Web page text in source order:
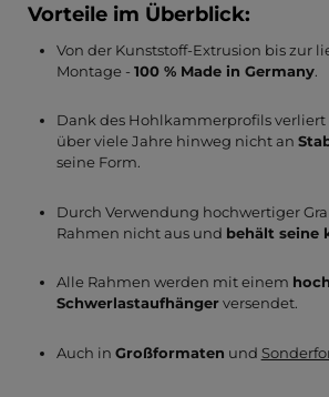
Vorteile im Überblick:
Von der Kunststoff-Extrusion bis zur
Montage - 100 % Made in Germany.
Dank des Hohlkammerprofils verliert
über viele Jahre hinweg nicht an
seine Form.
Durch Verwendung hochwertiger
Rahmen nicht aus und behält seine
Alle Rahmen werden mit einem
Schwerlastaufhängerversendet.
Auch in Großformaten und